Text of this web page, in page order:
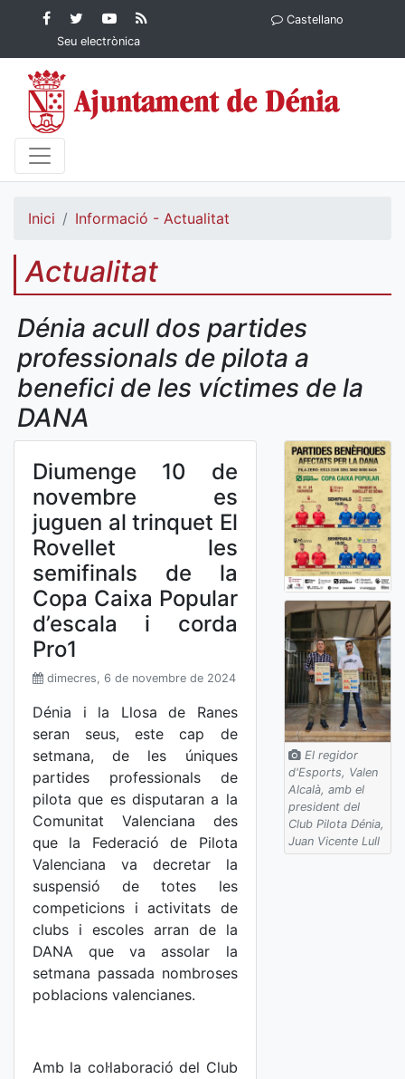
Contingut principalFacebook
Ajuntament de Dénia
Twitter
Ajuntament de
Dénia
YouTube
Ajuntament
de Dénia
Ajuntament
Seu electrònica
Castellano
Inici Informació - Actualitat
Actualitat
Dénia acull dos partides
professionals de pilota a
benefici de les víctimes de la
DANA
Diumenge 10 de
novembre es
juguen al trinquet El
Rovellet les
semifinals de la
Copa Caixa Popular
d’escala i corda
Pro1
dimecres, 6 de novembre de 2024
Dénia i la Llosa de Ranes
seran seus, este cap de
setmana, de les úniques
partides professionals de
pilota que es disputaran a la
Comunitat Valenciana des
que la Federació de Pilota
Valenciana va decretar la
suspensió de totes les
competicions i activitats de
clubs i escoles arran de la
DANA que va assolar la
setmana passada nombroses
poblacions valencianes.
Amb la col·laboració del Club
El regidor
d'Esports, Valen
Alcalà, amb el
president del
Club Pilota Dénia,
Juan Vicente Lull